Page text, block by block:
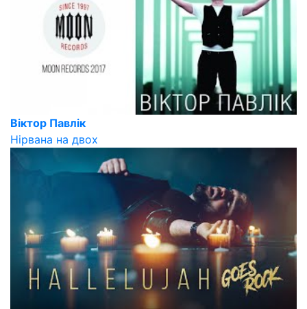
Віктор Павлік
Нірвана на двох